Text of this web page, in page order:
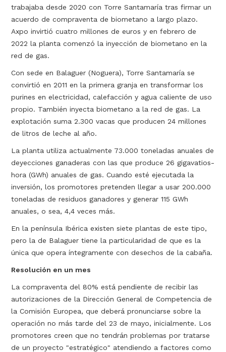
trabajaba desde 2020 con Torre Santamaría tras firmar un
acuerdo de compraventa de biometano a largo plazo.
Axpo invirtió cuatro millones de euros y en febrero de
2022 la planta comenzó la inyección de biometano en la
red de gas.
Con sede en Balaguer (Noguera), Torre Santamaría se
convirtió en 2011 en la primera granja en transformar los
purines en electricidad, calefacción y agua caliente de uso
propio. También inyecta biometano a la red de gas. La
explotación suma 2.300 vacas que producen 24 millones
de litros de leche al año.
La planta utiliza actualmente 73.000 toneladas anuales de
deyecciones ganaderas con las que produce 26 gigavatios-
hora (GWh) anuales de gas. Cuando esté ejecutada la
inversión, los promotores pretenden llegar a usar 200.000
toneladas de residuos ganadores y generar 115 GWh
anuales, o sea, 4,4 veces más.
En la península Ibérica existen siete plantas de este tipo,
pero la de Balaguer tiene la particularidad de que es la
única que opera íntegramente con desechos de la cabaña.
Resolución en un mes
La compraventa del 80% está pendiente de recibir las
autorizaciones de la Dirección General de Competencia de
la Comisión Europea, que deberá pronunciarse sobre la
operación no más tarde del 23 de mayo, inicialmente. Los
promotores creen que no tendrán problemas por tratarse
de un proyecto "estratégico" atendiendo a factores como